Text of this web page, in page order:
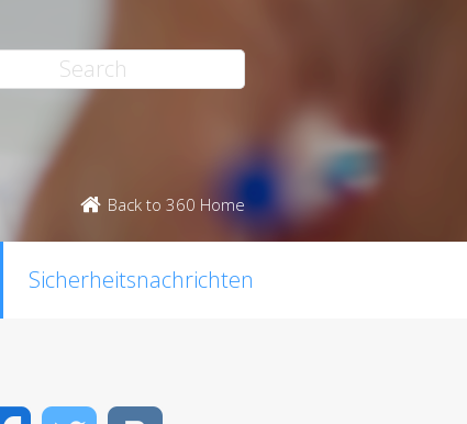
Back to 360 Home
Sicherheitsnachrichten